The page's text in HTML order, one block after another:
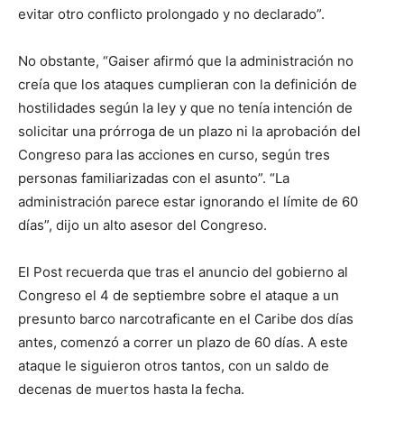
evitar otro conflicto prolongado y no declarado”.
No obstante, “Gaiser afirmó que la administración no
creía que los ataques cumplieran con la definición de
hostilidades según la ley y que no tenía intención de
solicitar una prórroga de un plazo ni la aprobación del
Congreso para las acciones en curso, según tres
personas familiarizadas con el asunto”. “La
administración parece estar ignorando el límite de 60
días”, dijo un alto asesor del Congreso.
El Post recuerda que tras el anuncio del gobierno al
Congreso el 4 de septiembre sobre el ataque a un
presunto barco narcotraficante en el Caribe dos días
antes, comenzó a correr un plazo de 60 días. A este
ataque le siguieron otros tantos, con un saldo de
decenas de muertos hasta la fecha.